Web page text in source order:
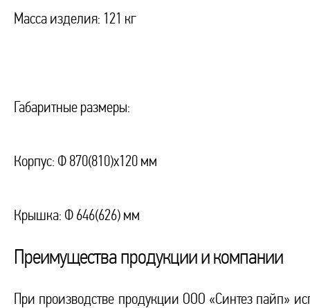
Масса изделия: 121 кг
Габаритные размеры:
Корпус: Ф 870(810)х120 мм
Крышка: Ф 646(626) мм
Преимущества продукции и компании
При производстве продукции ООО «Синтез пайп»